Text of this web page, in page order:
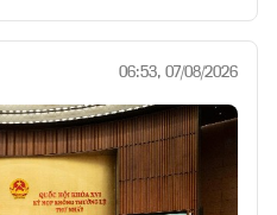
06:53, 07/08/2026